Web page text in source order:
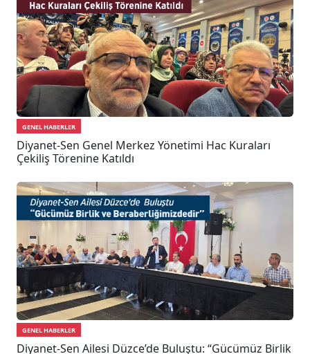
GENEL HABERLER
Diyanet-Sen Genel Merkez Yönetimi Hac Kuraları
Çekiliş Törenine Katıldı
GENEL HABERLER
Diyanet-Sen Ailesi Düzce’de Buluştu: “Gücümüz Birlik